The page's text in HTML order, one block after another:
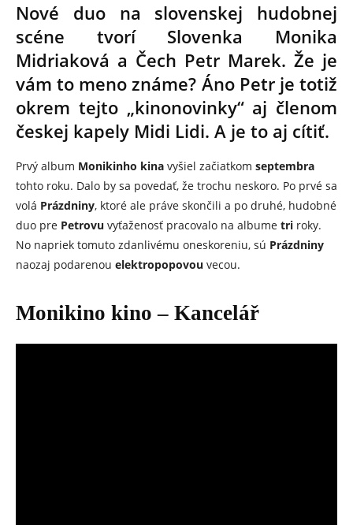
Nové duo na slovenskej hudobnej
scéne tvorí Slovenka Monika
Midriaková a Čech Petr Marek. Že je
vám to meno známe? Áno Petr je totiž
okrem tejto „kinonovinky“ aj členom
českej kapely Midi Lidi. A je to aj cítiť.
Prvý album Monikinho kina vyšiel začiatkom septembra
tohto roku. Dalo by sa povedať, že trochu neskoro. Po prvé sa
volá Prázdniny, ktoré ale práve skončili a po druhé, hudobné
duo pre Petrovu vyťaženosť pracovalo na albume tri roky.
No napriek tomuto zdanlivému oneskoreniu, sú Prázdniny
naozaj podarenou elektropopovou vecou.
Monikino kino – Kancelář